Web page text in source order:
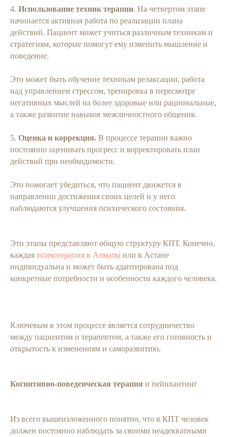
4. Использование техник терапии. На четвертом этапе
начинается активная работа по реализации плана
действий. Пациент может учиться различным техникам и
стратегиям, которые помогут ему изменить мышление и
поведение.
Это может быть обучение техникам релаксации, работа
над управлением стрессом, тренировка в пересмотре
негативных мыслей на более здоровые или рациональные,
а также развитие навыков межличностного общения.
5. Оценка и коррекция. В процессе терапии важно
постоянно оценивать прогресс и корректировать план
действий при необходимости.
Это помогает убедиться, что пациент движется в
направлении достижения своих целей и у него
наблюдаются улучшения психического состояния.
Эти этапы представляют общую структуру КПТ. Конечно,
каждая психотерапия в Алматы или в Астане
индивидуальна и может быть адаптирована под
конкретные потребности и особенности каждого человека.
Ключевым в этом процессе является сотрудничество
между пациентом и терапевтом, а также его готовность и
открытость к изменениям и саморазвитию.
Когнитивно-поведенческая терапия и пейнхантинг
Из всего вышеизложенного понятно, что в КПТ человек
должен постоянно наблюдать за своими неадекватными